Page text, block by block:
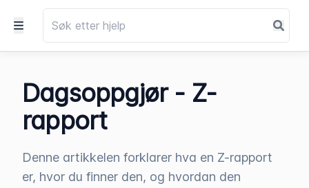
Dagsoppgjør - Z-
rapport
Denne artikkelen forklarer hva en Z-rapport
er, hvor du finner den, og hvordan den